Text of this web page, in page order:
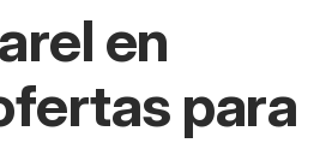
en
para